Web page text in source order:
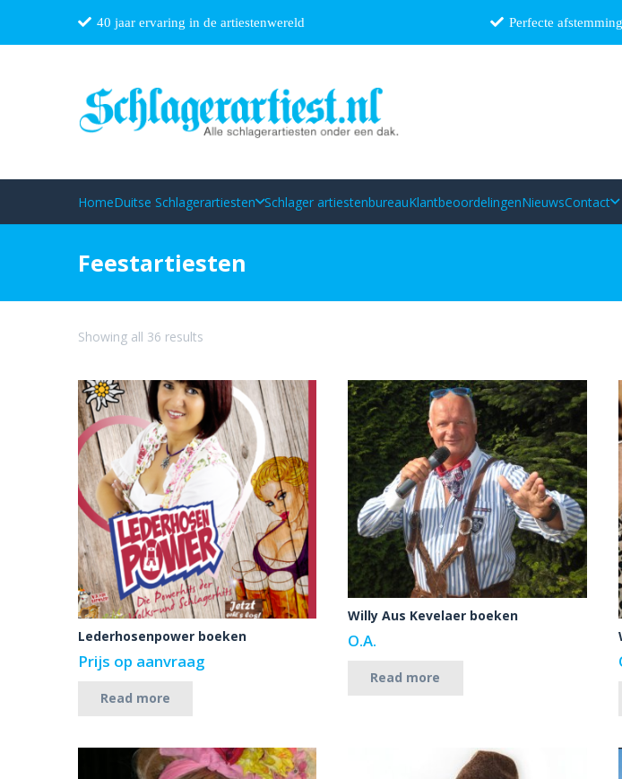
40 jaar ervaring in de artiestenwereld Perfecte
HomeDuitse Schlagerartiesten Schlager artiestenbureauKlantbeoordelingenNieuwsContact
Feestartiesten
Showing all 36 results
latest
Lederhosenpower boeken
Prijs op aanvraag
Read more
Willy Aus Kevelaer boeken
O.A.
Read more